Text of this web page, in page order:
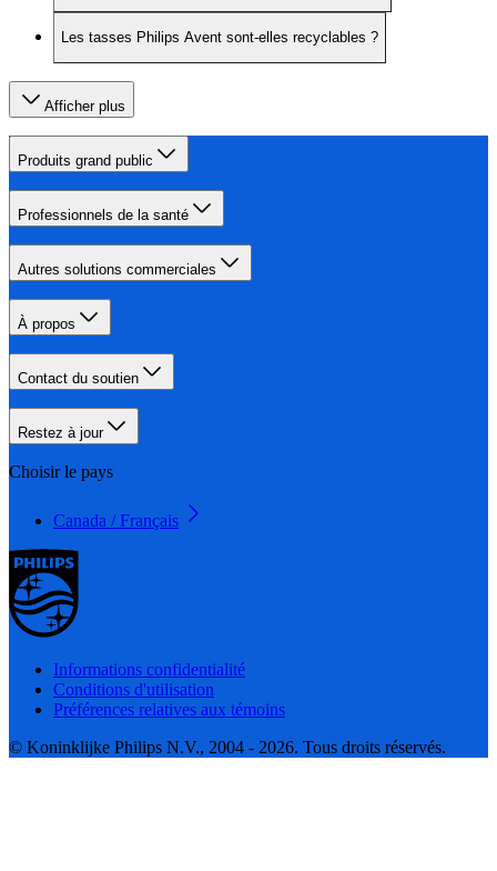
Les tasses Philips Avent sont-elles recyclables ?
Afficher plus
Produits grand public
Professionnels de la santé
Autres solutions commerciales
À propos
Contact du soutien
Restez à jour
Choisir le pays
Canada / Français
Informations confidentialité
Conditions d'utilisation
Préférences relatives aux témoins
© Koninklijke Philips N.V., 2004 - 2026. Tous droits réservés.